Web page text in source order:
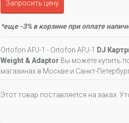
Запросить цену
*еще -3% в корзине при оплате
Ortofon APJ-1 - Ortofon APJ-1
DJ
Weight & Adaptor Вы можете купить
магазинах в Москве и Санкт-
Этот товар поставляется на заказ.